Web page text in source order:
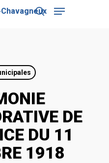
search
Menu
DE
DU 11
1918